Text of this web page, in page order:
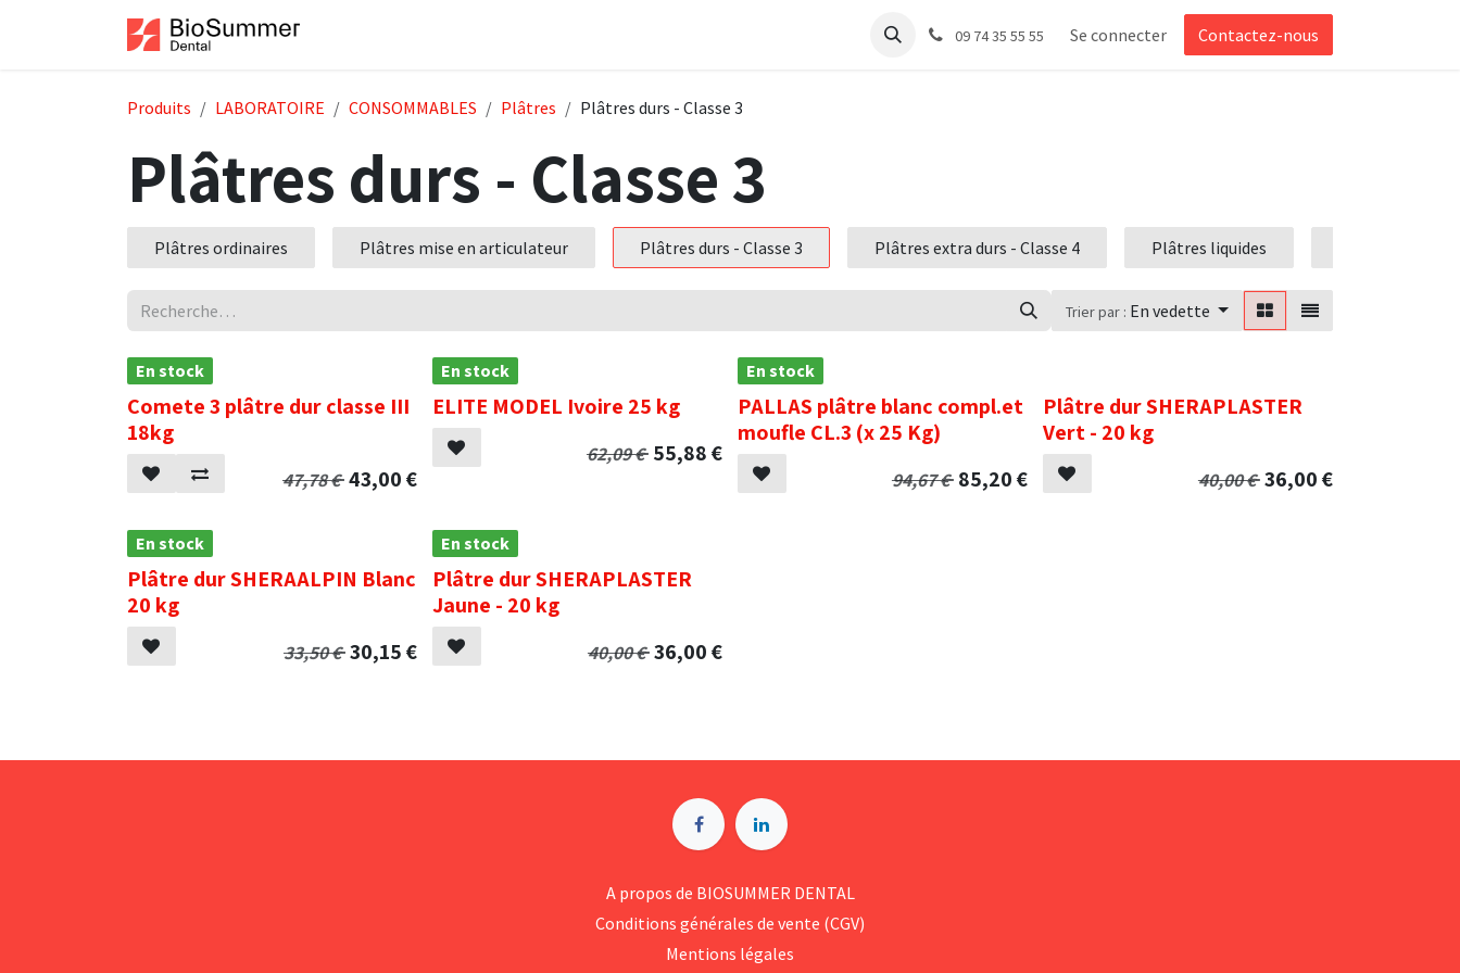
Support09 74 35 55 55 Se connecter Contactez-nous
Produits LABORATOIRE CONSOMMABLES Plâtres Plâtres durs - Classe 3
Plâtres durs - Classe 3
Plâtres ordinaires Plâtres mise en articulateur Plâtres durs - Classe 3 Plâtres extra durs - Classe 4 Plâtres liquides
Trier par : En vedette
En stock
Comete 3 plâtre dur classe III
18kg
47,78€ 43,00€
En stock
ELITE MODEL Ivoire 25 kg
62,09€ 55,88€
En stock
PALLAS plâtre blanc compl.et
moufle CL.3 (x 25 Kg)
94,67€ 85,20€
Plâtre dur SHERAPLASTER
Vert - 20 kg
40,00€ 36,00€
En stock
Plâtre dur SHERAALPIN Blanc
20 kg
33,50€ 30,15€
En stock
Plâtre dur SHERAPLASTER
Jaune - 20 kg
40,00€ 36,00€
A p​ropos de BIOSUMMER DENTAL
Conditions générales d​e vente (CGV)
Mentions légales